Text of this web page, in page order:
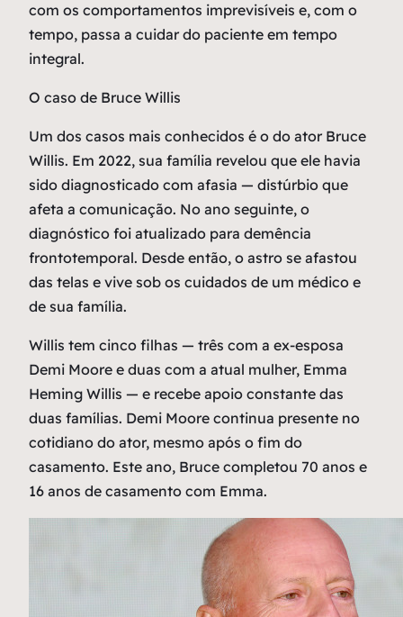
com os comportamentos imprevisíveis e, com o
tempo, passa a cuidar do paciente em tempo
integral.
O caso de Bruce Willis
Um dos casos mais conhecidos é o do ator Bruce
Willis. Em 2022, sua família revelou que ele havia
sido diagnosticado com afasia — distúrbio que
afeta a comunicação. No ano seguinte, o
diagnóstico foi atualizado para demência
frontotemporal. Desde então, o astro se afastou
das telas e vive sob os cuidados de um médico e
de sua família.
Willis tem cinco filhas — três com a ex-esposa
Demi Moore e duas com a atual mulher, Emma
Heming Willis — e recebe apoio constante das
duas famílias. Demi Moore continua presente no
cotidiano do ator, mesmo após o fim do
casamento. Este ano, Bruce completou 70 anos e
16 anos de casamento com Emma.